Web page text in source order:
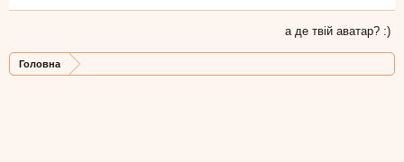
а де твій аватар? :)
Головна